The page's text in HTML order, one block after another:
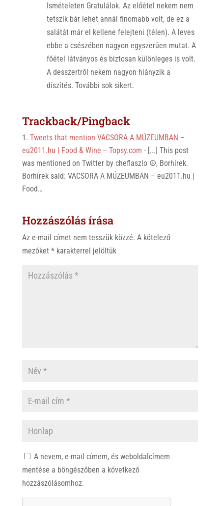
Ismételeten Gratulálok. Az előétel nekem nem
tetszik bár lehet annál finomabb volt, de ez a
salátát már el kellene felejteni (télen). A leves
ebbe a csészében nagyon egyszerűen mutat. A
főétel látványos és biztosan különleges is volt.
A desszertről nekem nagyon hiányzik a
díszítés. További sok sikert.
Trackback/Pingback
Tweets that mention VACSORA A MÚZEUMBAN –
eu2011.hu | Food & Wine -- Topsy.com - [...] This post
was mentioned on Twitter by cheflaszlo ☮, Borhírek.
Borhírek said: VACSORA A MÚZEUMBAN – eu2011.hu |
Food…
Hozzászólás írása
Az e-mail címet nem tesszük közzé. A kötelező
mezőket *karakterrel jelöltük
A nevem, e-mail címem, és weboldalcímem
mentése a böngészőben a következő
hozzászólásomhoz.